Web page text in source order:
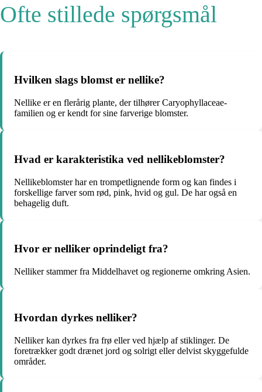
Ofte stillede spørgsmål
Hvilken slags blomst er nellike?
Nellike er en flerårig plante, der tilhører Caryophyllaceae-
familien og er kendt for sine farverige blomster.
Hvad er karakteristika ved nellikeblomster?
Nellikeblomster har en trompetlignende form og kan findes i
forskellige farver som rød, pink, hvid og gul. De har også en
behagelig duft.
Hvor er nelliker oprindeligt fra?
Nelliker stammer fra Middelhavet og regionerne omkring Asien.
Hvordan dyrkes nelliker?
Nelliker kan dyrkes fra frø eller ved hjælp af stiklinger. De
foretrækker godt drænet jord og solrigt eller delvist skyggefulde
områder.